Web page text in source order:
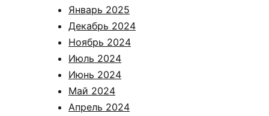
Январь 2025
Декабрь 2024
Ноябрь 2024
Июль 2024
Июнь 2024
Май 2024
Апрель 2024